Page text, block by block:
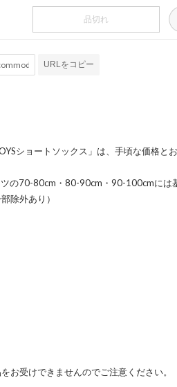
品切れ
URLをコピー
ショートソックス」は、手頃な価格と
の70-80cm・80-90cm・90-100cmには
除外あり）
お受けできませんのでご注意ください。